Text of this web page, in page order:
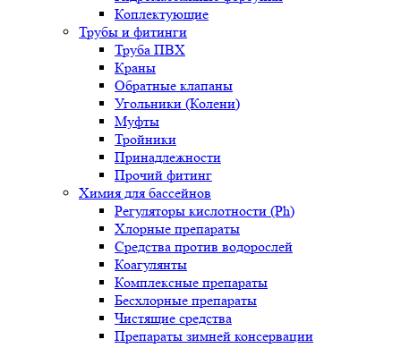
Коплектующие
Трубы и фитинги
Труба ПВХ
Краны
Обратные клапаны
Угольники (Колени)
Муфты
Тройники
Принадлежности
Прочий фитинг
Химия для бассейнов
Регуляторы кислотности (Ph)
Хлорные препараты
Средства против водорослей
Коагулянты
Комплексные препараты
Бесхлорные препараты
Чистящие средства
Препараты зимней консервации